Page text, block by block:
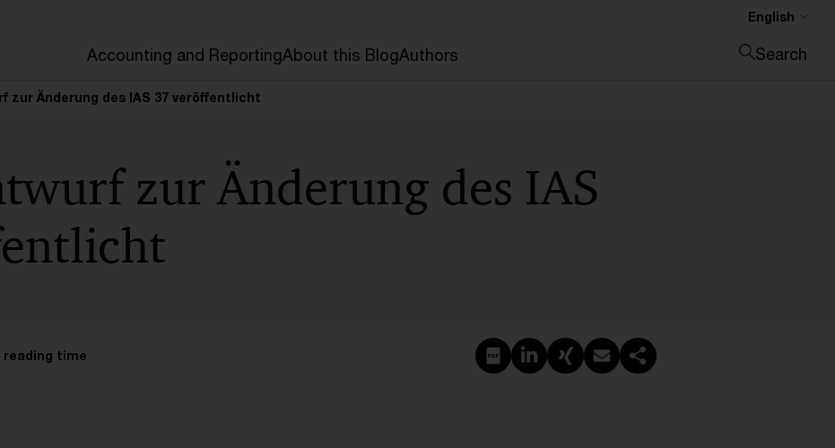
Accounting and ReportingAbout this BlogAuthors
English
Search
Close search
zur Änderung des IAS 37 veröffentlicht
zur Änderung des IAS
reading time Create PDF
Share on LinkedIn
Share on Xing
Share via email
Copy link